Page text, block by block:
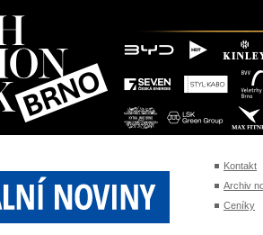
Kontakt
Archiv
Ceníky